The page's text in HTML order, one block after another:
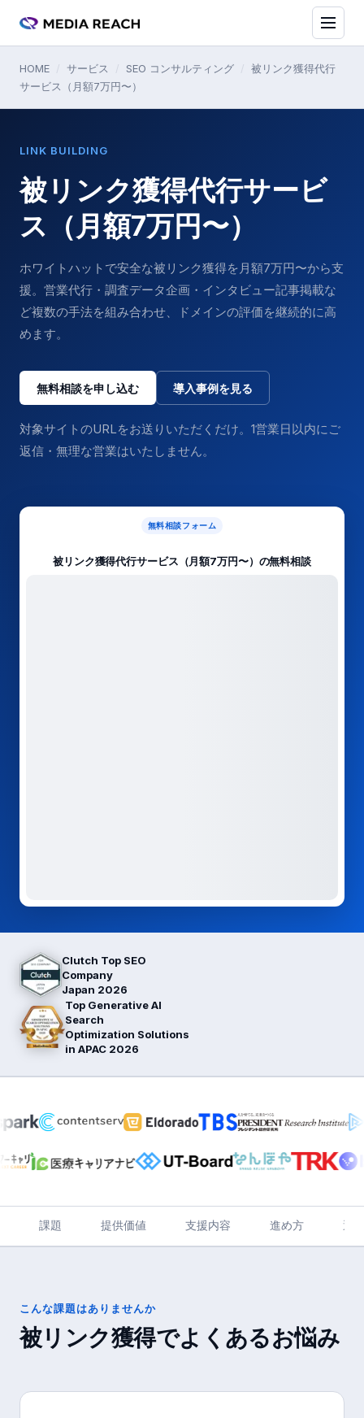
HOME サービス SEO コンサルティング
被リンク獲得代行
サービス（月額7万円〜）
LINK BUILDING
被リンク獲得代行サービ
ス（月額7万円〜）
ホワイトハットで安全な被リンク獲得を月額7万円〜から支
援。営業代行・調査データ企画・インタビュー記事掲載な
ど複数の手法を組み合わせ、ドメインの評価を継続的に高
めます。
無料相談を申し込む 導入事例を見る
対象サイトのURLをお送りいただくだけ。1営業日以内にご
返信・無理な営業はいたしません。
無料相談フォーム
被リンク獲得代行サービス（月額7万円〜）の無料相談
Clutch Top SEO
Company
Japan 2026
Top Generative AI
Search
Optimization Solutions
in APAC 2026
課題 提供価値 支援内容 進め方 選
こんな課題はありませんか
被リンク獲得でよくあるお悩み